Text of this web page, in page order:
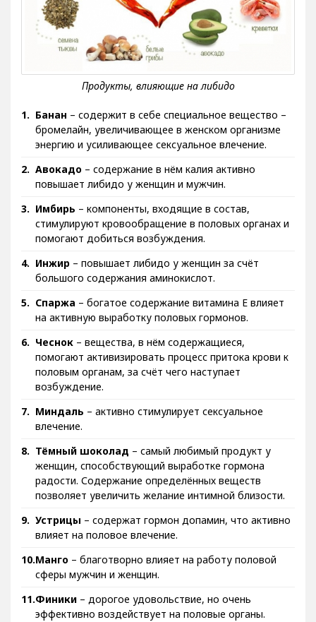
Банан – содержит в себе специальное вещество –
бромелайн, увеличивающее в женском организме
энергию и усиливающее сексуальное влечение.
Авокадо – содержание в нём калия активно
повышает либидо у женщин и мужчин.
Имбирь – компоненты, входящие в состав,
стимулируют кровообращение в половых органах и
помогают добиться возбуждения.
Инжир – повышает либидо у женщин за счёт
большого содержания аминокислот.
Спаржа – богатое содержание витамина Е влияет
на активную выработку половых гормонов.
Чеснок – вещества, в нём содержащиеся,
помогают активизировать процесс притока крови к
половым органам, за счёт чего наступает
возбуждение.
Миндаль – активно стимулирует сексуальное
влечение.
Тёмный шоколад – самый любимый продукт у
женщин, способствующий выработке гормона
радости. Содержание определённых веществ
позволяет увеличить желание интимной близости.
Устрицы – содержат гормон допамин, что активно
влияет на половое влечение.
Манго – благотворно влияет на работу половой
сферы мужчин и женщин.
Финики – дорогое удовольствие, но очень
эффективно воздействует на половые органы.